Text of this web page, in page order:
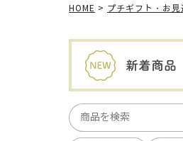
HOME プチギフト・お見